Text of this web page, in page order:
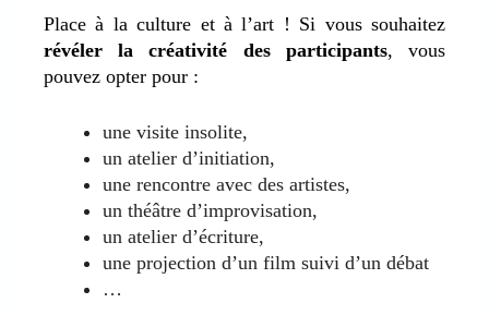
Place à la culture et à l’art ! Si vous souhaitez
révéler la créativité des participants, vous
pouvez opter pour :
une visite insolite,
un atelier d’initiation,
une rencontre avec des artistes,
un théâtre d’improvisation,
un atelier d’écriture,
une projection d’un film suivi d’un débat
…